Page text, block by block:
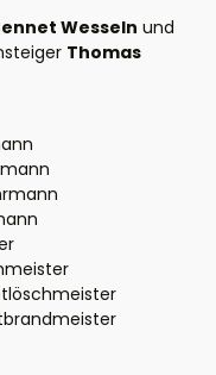
Wesseln und
Thomas